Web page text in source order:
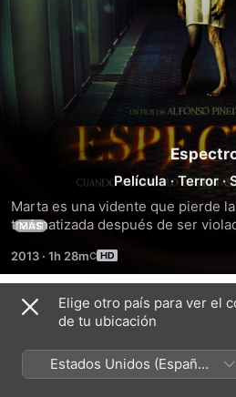
Película ·Terror ·
Marta es una vidente que pierde
traumatizada después de ser
empieza a ver el espectro de una
Marta intenta ignorar al espectro,
mujer fue asesinada años antes
con el tiempo logra descubrir que
MÁS
2013 · 1h 28m
Tráilers
Elige otro país para ver el
de tu ubicación
Estados Unidos (Español
México)